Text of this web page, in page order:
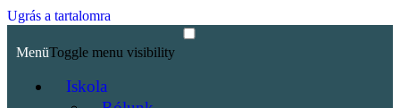
Ugrás a tartalomra
MenüToggle menu visibility
Iskola